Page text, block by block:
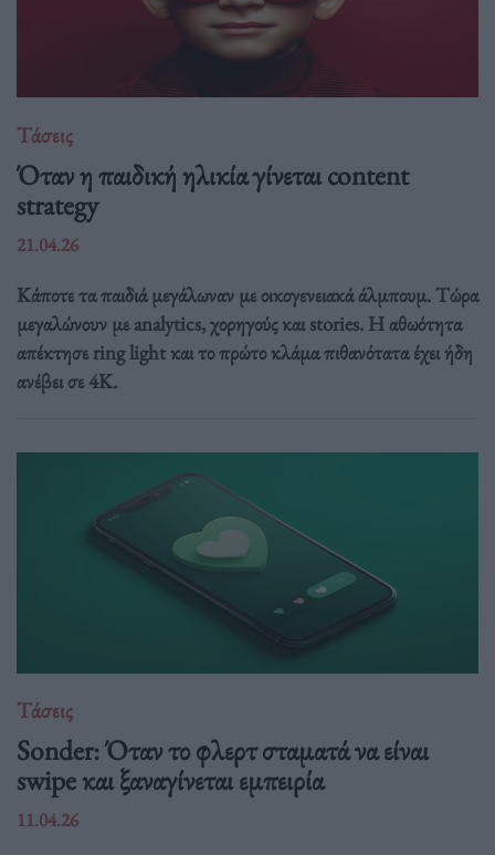
Τάσεις
Όταν η παιδική ηλικία γίνεται content
strategy
21.04.26
Κάποτε τα παιδιά μεγάλωναν με οικογενειακά άλμπουμ. Τώρα
μεγαλώνουν με analytics, χορηγούς και stories. Η αθωότητα
απέκτησε ring light και το πρώτο κλάμα πιθανότατα έχει ήδη
ανέβει σε 4K.
Τάσεις
Sonder: Όταν το φλερτ σταματά να είναι
swipe και ξαναγίνεται εμπειρία
11.04.26